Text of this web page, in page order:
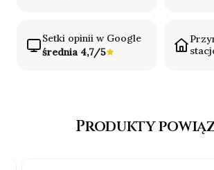
Setki opinii w Google
średnia 4,7/5
Produkty